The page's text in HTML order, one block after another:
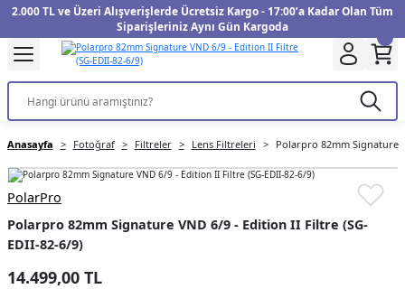
2.000 TL ve Üzeri Alışverişlerde Ücretsiz Kargo - 17:00’a Kadar Olan Tüm
Siparişleriniz Aynı Gün Kargoda
Geri Dön
Geri Dön
Geri Dön
Geri Dön
Geri Dön
Geri Dön
Geri Dön
Geri Dön
Geri Dön
Geri Dön
Geri Dön
Aksesuarları
Geri Dön
Anasayfa Fotoğraf Filtreler Lens Filtreleri Polarpro 82mm Signature
PolarPro
Polarpro 82mm Signature VND 6/9 - Edition II Filtre (SG-
EDII-82-6/9)
14.499,00 TL